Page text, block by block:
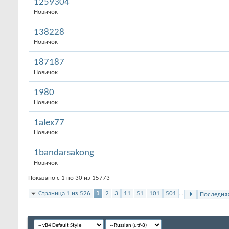
1259304
Новичок
138228
Новичок
187187
Новичок
1980
Новичок
1alex77
Новичок
1bandarsakong
Новичок
Показано с 1 по 30 из 15773
Страница 1 из 526 1 2 3 11 51 101 501 ...